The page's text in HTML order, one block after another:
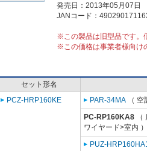
発売日：2013年05月07日
JANコード：
※この製品は旧型品です。
※この価格は事業者様向け
セット形名
PCZ-HRP160KE
PAR-34MA （
PC-RP160KA8 （
ワイヤード>室内 ）
PUZ-